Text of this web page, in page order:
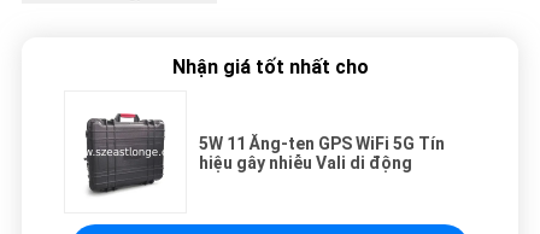
Nhận giá tốt nhất cho
5W 11 Ăng-ten GPS WiFi 5G Tín
hiệu gây nhiễu Vali di động